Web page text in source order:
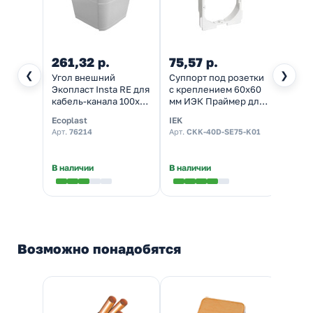
❮ ❯
261,32 р.
Угол внешний
Экопласт Insta RE для
кабель-канала 100х40
Ecoplast
Арт. 76214
В наличии
75,57 р.
Суппорт под розетки
с креплением 60х60
мм ИЭК Праймер для
крышкой 75 мм
IEK
Арт. CKK-40D-SE75-K01
В наличии
Возможно понадобятся